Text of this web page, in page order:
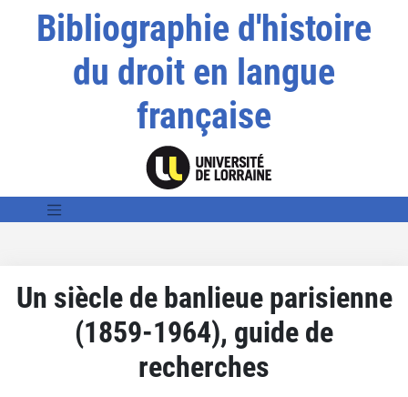
Bibliographie d'histoire
du droit en langue
française
Un siècle de banlieue parisienne
(1859-1964), guide de
recherches